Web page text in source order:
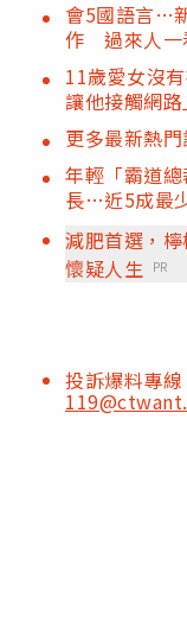
會5國語言…
作 過來人一
11歲愛女沒
讓他接觸網路
更多最新熱
年輕「霸道
長…近5成最
減肥首選，
懷疑人生 PR
投訴爆料專線